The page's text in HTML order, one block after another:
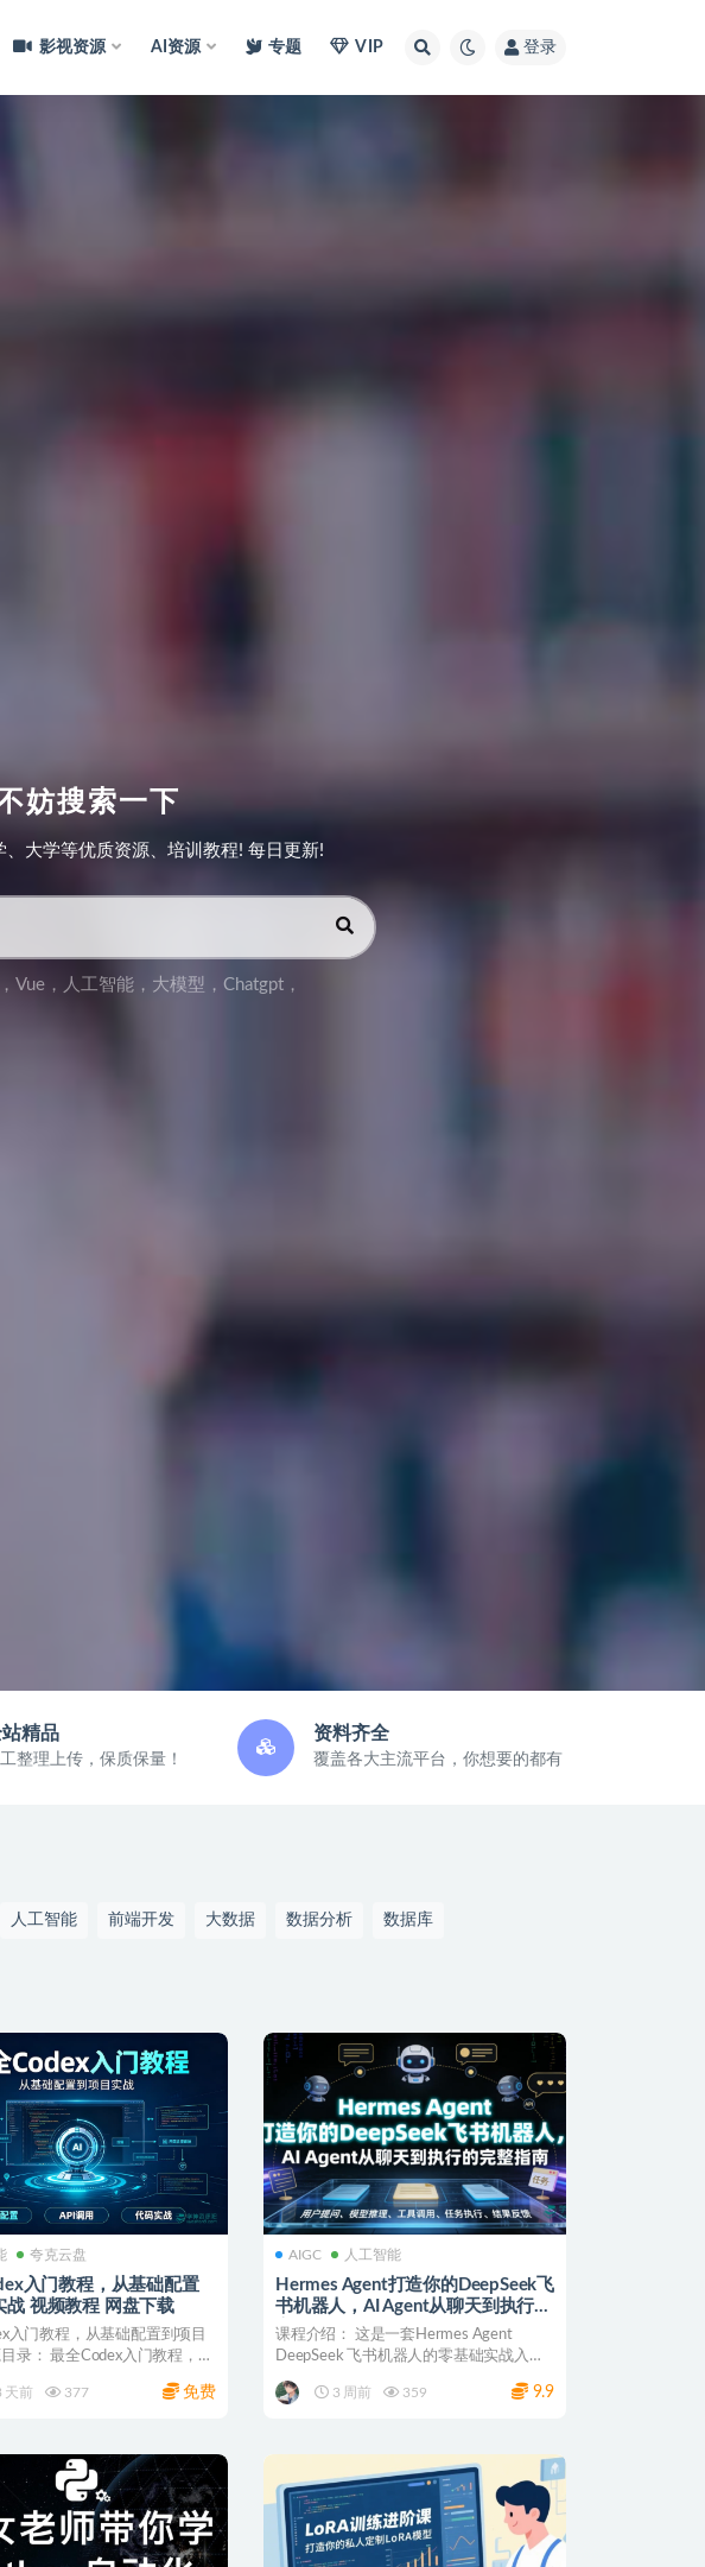
影视资源 AI资源 专题 VIP 登录
妨搜索一下
大学等优质资源、培训教程! 每日更新!
， Vue ， 人工智能 ， 大模型 ， Chatgpt ，
精品
整理上传，保质保量！
资料齐全
覆盖各大主流平台，你想要的都有
人工智能 前端开发 大数据 数据分析 数据库
夸克云盘
入门教程，从基础配置
到项目实战 视频教程 网盘下载
入门教程，从基础配置到项目
录： 最全Codex入门教程，从
天前
377 免费
AIGC 人工智能
Hermes Agent打造你的DeepSeek飞
书机器人，AI Agent从聊天到执行的
完整指南 网盘下载
课程介绍： 这是一套Hermes Agent
DeepSeek 飞书机器人的零基础实战入门
3 周前
359 9.9